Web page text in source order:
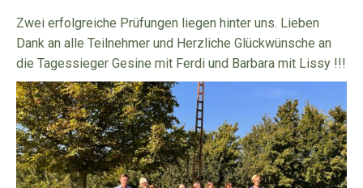
Zwei erfolgreiche Prüfungen liegen hinter uns. Lieben
Dank an alle Teilnehmer und Herzliche Glückwünsche an
die Tagessieger Gesine mit Ferdi und Barbara mit Lissy !!!